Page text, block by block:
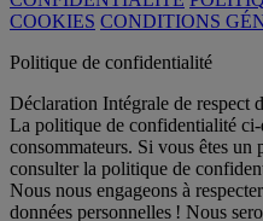
COOKIES CONDITIONS
Politique de confidentialité
Déclaration Intégrale de respect
La politique de confidentialité ci-
consommateurs. Si vous êtes
consulter la politique de
Nous nous engageons à
données personnelles ! Nous